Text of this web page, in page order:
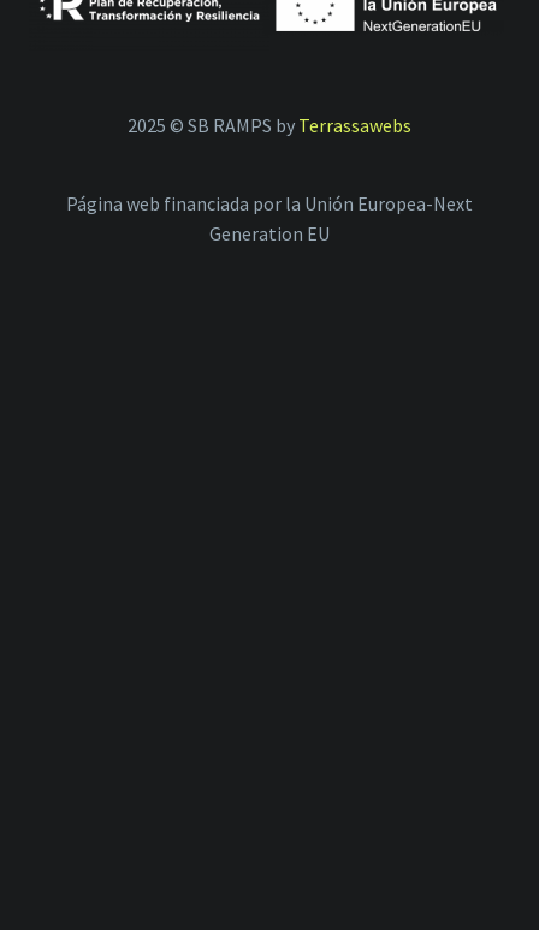
2025 © SB RAMPS by Terrassawebs
Página web financiada por la Unión Europea-Next
Generation EU